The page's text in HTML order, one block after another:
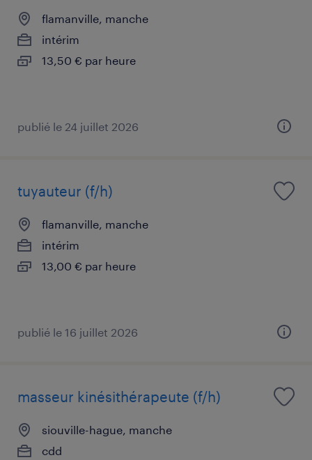
flamanville, manche
intérim
13,50 € par heure
publié le 24 juillet 2026
tuyauteur (f/h)
flamanville, manche
intérim
13,00 € par heure
publié le 16 juillet 2026
masseur kinésithérapeute (f/h)
siouville-hague, manche
cdd